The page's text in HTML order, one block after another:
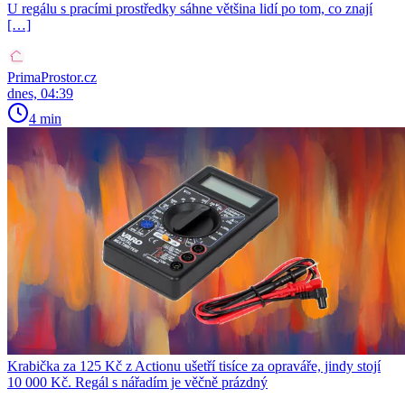
U regálu s pracími prostředky sáhne většina lidí po tom, co znají
[…]
PrimaProstor.cz
dnes, 04:39
4 min
Krabička za 125 Kč z Actionu ušetří tisíce za opraváře, jindy stojí
10 000 Kč. Regál s nářadím je věčně prázdný